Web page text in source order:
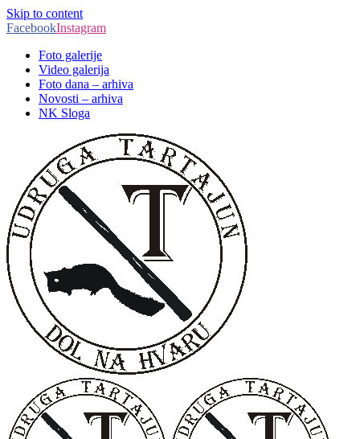
Skip to content
FacebookInstagram
Foto galerije
Video galerija
Foto dana – arhiva
Novosti – arhiva
NK Sloga